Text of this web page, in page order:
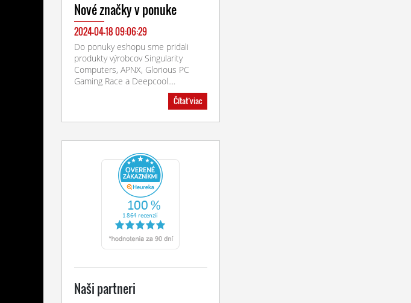
Nové značky v ponuke
2024-04-18 09:06:29
Do ponuky eshopu sme pridali
produkty výrobcov Singularity
Computers, APNX, Glorious PC
Gaming Race a Deepcool....
Čítať viac
Naši partneri